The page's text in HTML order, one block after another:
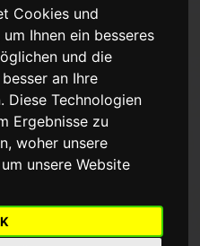
Cookies und
Ihnen ein besseres
und die
an Ihre
Diese Technologien
Ergebnisse zu
woher unsere
unsere Website
Ost